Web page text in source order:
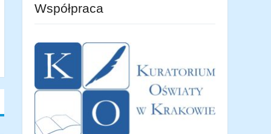
Współpraca